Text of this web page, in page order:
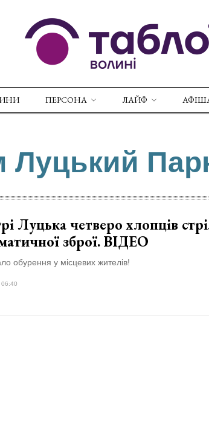
ПЕРСОНА ЛАЙФ
Луцький
Луцька четверо хлопців
зброї. ВІДЕО
обурення у місцевих жителів!
06:40